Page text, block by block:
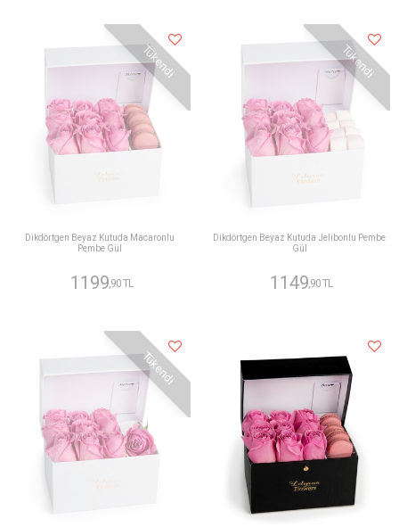
Tükendi
Dikdörtgen Beyaz Kutuda Macaronlu
Pembe Gül
1199,90 TL
Tükendi
Dikdörtgen Beyaz Kutuda Jelibonlu Pembe
Gül
1149,90 TL
Tükendi